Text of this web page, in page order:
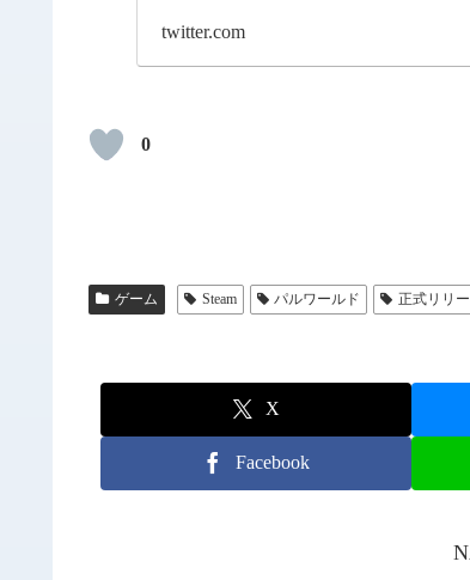
twitter.com
0
ゲーム Steam パルワールド 正式リリ
X
Facebook